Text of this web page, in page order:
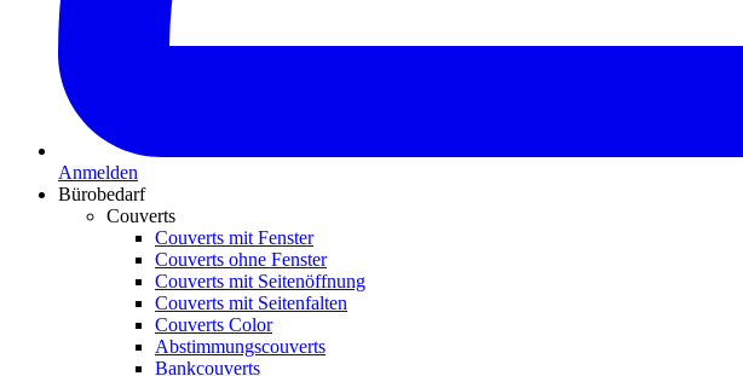
Anmelden
Bürobedarf
Couverts
Couverts mit Fenster
Couverts ohne Fenster
Couverts mit Seitenöffnung
Couverts mit Seitenfalten
Couverts Color
Abstimmungscouverts
Bankcouverts